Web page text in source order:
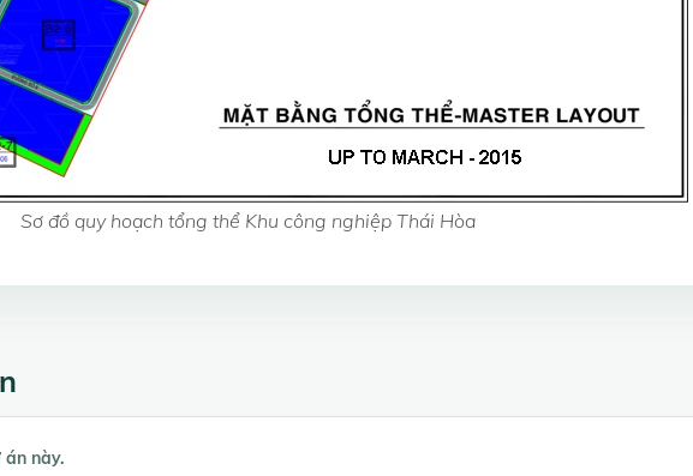
Sơ đồ quy hoạch tổng thể Khu công nghiệp Thái Hòa
án này.